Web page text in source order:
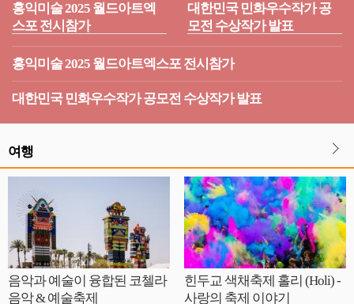
홍익미술 2025 월드아트엑
스포 전시참가
대한민국 민화우수작가 공
모전 수상작가 발표
홍익미술 2025 월드아트엑스포 전시참가
대한민국 민화우수작가 공모전 수상작가 발표
여행
음악과 예술이 융합된 코첼라
음악 & 예술축제
힌두교 색채축제 홀리 (Holi) -
사랑의 축제 이야기